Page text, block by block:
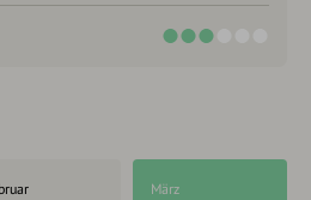
März